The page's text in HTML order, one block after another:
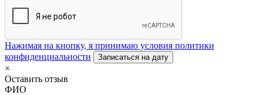
Нажимая на кнопку, я принимаю условия политики
конфиденциальности
Записаться на дату
×
Оставить отзыв
ФИО